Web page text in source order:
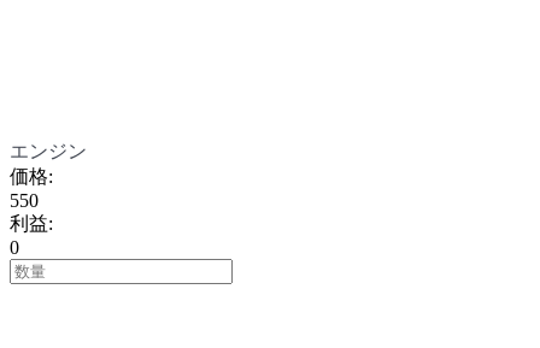
エンジン
価格:
550
利益:
0